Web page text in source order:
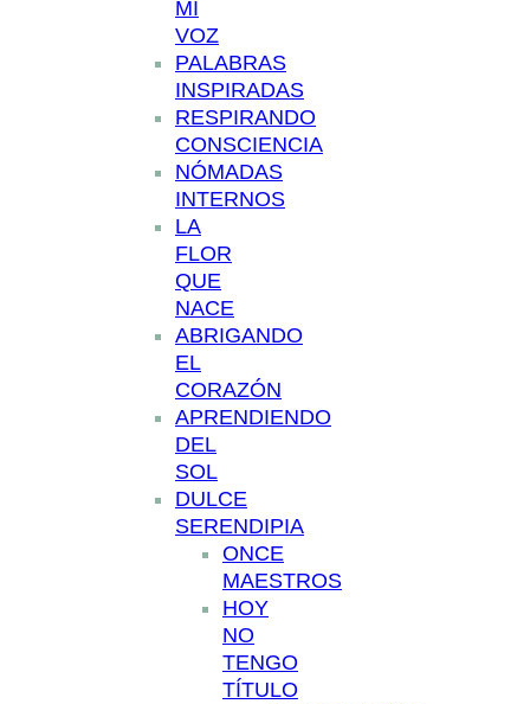
MI
VOZ
PALABRAS
INSPIRADAS
RESPIRANDO
CONSCIENCIA
NÓMADAS
INTERNOS
LA
FLOR
QUE
NACE
ABRIGANDO
EL
CORAZÓN
APRENDIENDO
DEL
SOL
DULCE
SERENDIPIA
ONCE
MAESTROS
HOY
NO
TENGO
TÍTULO